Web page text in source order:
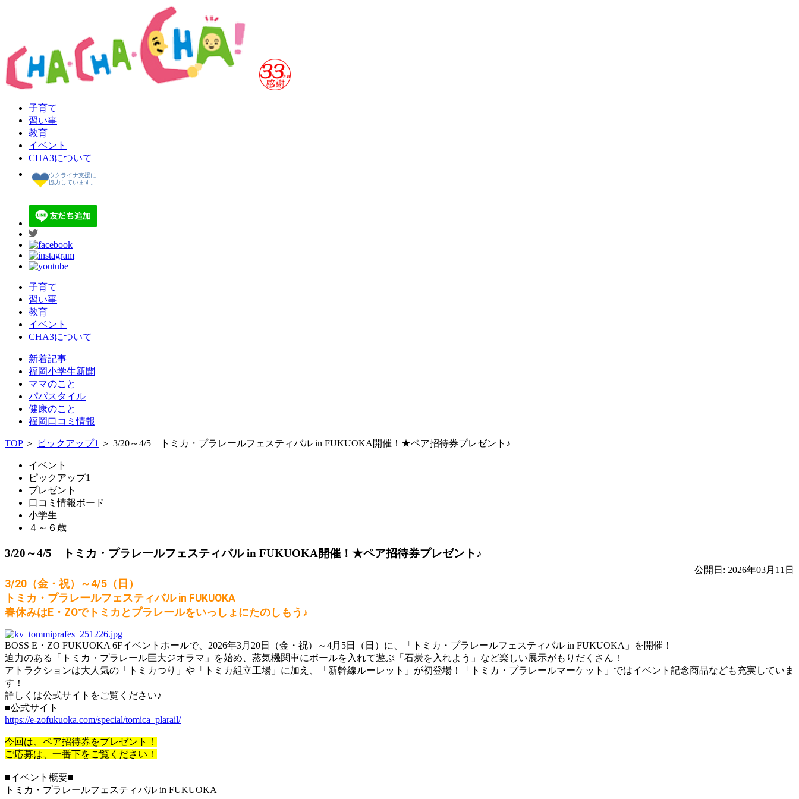
子育て
習い事
教育
イベント
CHA3について
ウクライナ支援に
協力しています。
子育て
習い事
教育
イベント
CHA3について
新着記事
福岡小学生新聞
ママのこと
パパスタイル
健康のこと
福岡口コミ情報
TOP＞ ピックアップ1 ＞ 3/20～4/5 トミカ・プラレールフェスティバル in FUKUOKA開催！★ペア招待券プレゼント♪
イベント
ピックアップ1
プレゼント
口コミ情報ボード
小学生
４～６歳
3/20～4/5 トミカ・プラレールフェスティバル in FUKUOKA開催！★ペア招待券プレゼント♪
公開日: 2026年03月11日
3/20（金・祝）～4/5（日）
トミカ・プラレールフェスティバル in FUKUOKA
春休みはE・ZOでトミカとプラレールをいっしょにたのしもう♪
BOSS E・ZO FUKUOKA 6Fイベントホールで、2026年3月20日（金・祝）～4月5日（日）に、「トミカ・プラレールフェスティバル in FUKUOKA」を開催！
迫力のある「トミカ・プラレール巨大ジオラマ」を始め、蒸気機関車にボールを入れて遊ぶ「石炭を入れよう」など楽しい展示がもりだくさん！
アトラクションは大人気の「トミカつり」や「トミカ組立工場」に加え、「新幹線ルーレット」が初登場！「トミカ・プラレールマーケット」ではイベント記念商品なども充実していま
す！
詳しくは公式サイトをご覧ください♪
■公式サイト
https://e-zofukuoka.com/special/tomica_plarail/
今回は、ペア招待券をプレゼント！
ご応募は、一番下をご覧ください！
■イベント概要■
トミカ・プラレールフェスティバル in FUKUOKA